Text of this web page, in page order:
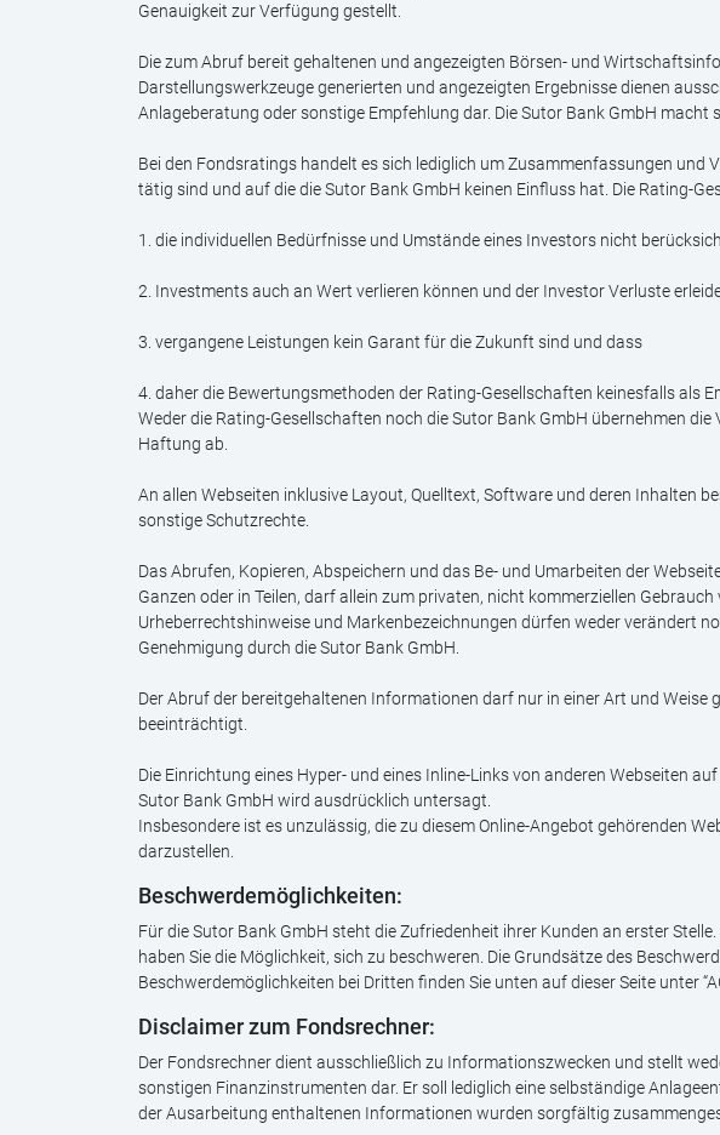
Genauigkeit zur Verfügung gestellt.
Die zum Abruf bereit gehaltenen und angezeigten Börsen- und
Darstellungswerkzeuge generierten und angezeigten Ergebnisse dienen
Anlageberatung oder sonstige Empfehlung dar. Die Sutor Bank GmbH
Bei den Fondsratings handelt es sich lediglich um Zusammenfassungen
tätig sind und auf die die Sutor Bank GmbH keinen Einfluss hat. Die Rating-
1. die individuellen Bedürfnisse und Umstände eines Investors nicht
2. Investments auch an Wert verlieren können und der Investor Verluste
3. vergangene Leistungen kein Garant für die Zukunft sind und dass
4. daher die Bewertungsmethoden der Rating-Gesellschaften keinesfalls als
Weder die Rating-Gesellschaften noch die Sutor Bank GmbH übernehmen
Haftung ab.
An allen Webseiten inklusive Layout, Quelltext, Software und deren Inhalten
sonstige Schutzrechte.
Das Abrufen, Kopieren, Abspeichern und das Be- und Umarbeiten der
Ganzen oder in Teilen, darf allein zum privaten, nicht kommerziellen Gebrauch
Urheberrechtshinweise und Markenbezeichnungen dürfen weder verändert
Genehmigung durch die Sutor Bank GmbH.
Der Abruf der bereitgehaltenen Informationen darf nur in einer Art und
beeinträchtigt.
Die Einrichtung eines Hyper- und eines Inline-Links von anderen Webseiten
Sutor Bank GmbH wird ausdrücklich untersagt.
Insbesondere ist es unzulässig, die zu diesem Online-Angebot gehörenden
darzustellen.
Beschwerdemöglichkeiten:
Für die Sutor Bank GmbH steht die Zufriedenheit ihrer Kunden an erster
haben Sie die Möglichkeit, sich zu beschweren. Die Grundsätze des
Beschwerdemöglichkeiten bei Dritten finden Sie unten auf dieser Seite unter
Disclaimer zum Fondsrechner:
Der Fondsrechner dient ausschließlich zu Informationszwecken und stellt
sonstigen Finanzinstrumenten dar. Er soll lediglich eine selbständige
der Ausarbeitung enthaltenen Informationen wurden sorgfältig